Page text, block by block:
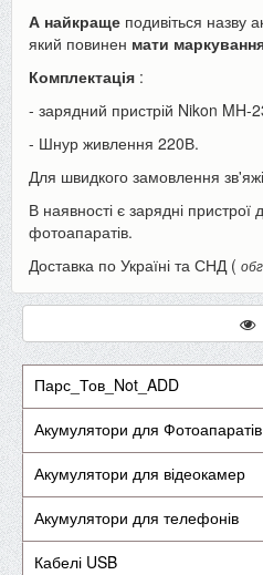
А найкраще подивіться назву
який повинен мати
Комплектація :
- зарядний пристрій Nikon MH-
- Шнур живлення 220В.
Для швидкого замовлення
В наявності є зарядні пристрої
фотоапаратів.
Доставка по Україні та СНД (
Парс_Тов_Not_ADD
Акумулятори для Фотоапаратів
Акумулятори для відеокамер
Акумулятори для телефонів
Кабелі USB